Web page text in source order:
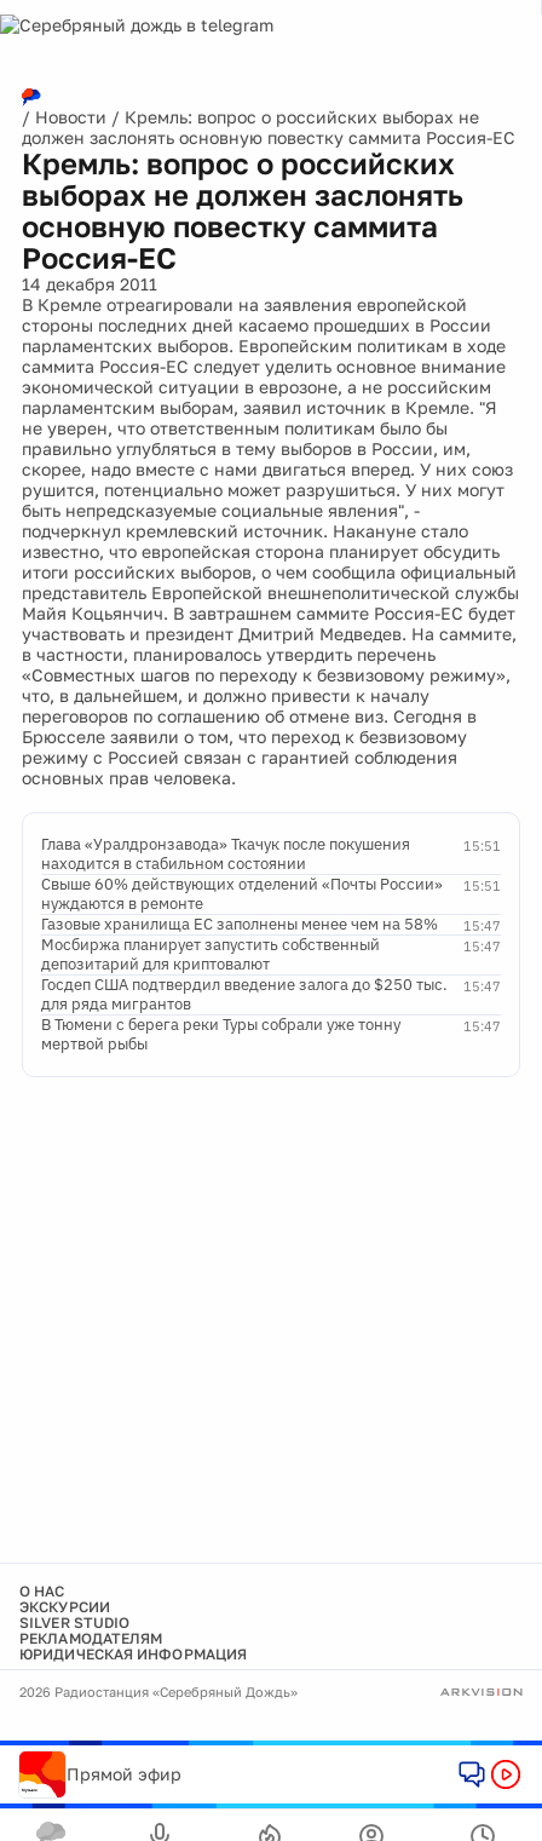
/ Новости / Кремль: вопрос о российских выборах не
должен заслонять основную повестку саммита Россия-ЕС
Кремль: вопрос о российских
выборах не должен заслонять
основную повестку саммита
Россия-ЕС
14 декабря 2011
В Кремле отреагировали на заявления европейской
стороны последних дней касаемо прошедших в России
парламентских выборов. Европейским политикам в ходе
саммита Россия-ЕС следует уделить основное внимание
экономической ситуации в еврозоне, а не российским
парламентским выборам, заявил источник в Кремле. "Я
не уверен, что ответственным политикам было бы
правильно углубляться в тему выборов в России, им,
скорее, надо вместе с нами двигаться вперед. У них союз
рушится, потенциально может разрушиться. У них могут
быть непредсказуемые социальные явления", -
подчеркнул кремлевский источник. Накануне стало
известно, что европейская сторона планирует обсудить
итоги российских выборов, о чем сообщила официальный
представитель Европейской внешнеполитической службы
Майя Коцьянчич. В завтрашнем саммите Россия-ЕС будет
участвовать и президент Дмитрий Медведев. На саммите,
в частности, планировалось утвердить перечень
«Совместных шагов по переходу к безвизовому режиму»,
что, в дальнейшем, и должно привести к началу
переговоров по соглашению об отмене виз. Сегодня в
Брюсселе заявили о том, что переход к безвизовому
режиму с Россией связан с гарантией соблюдения
основных прав человека.
15:51
Глава «Уралдронзавода» Ткачук после покушения
находится в стабильном состоянии
15:51
Свыше 60% действующих отделений «Почты России»
нуждаются в ремонте
15:47
Газовые хранилища ЕС заполнены менее чем на 58%
15:47
Мосбиржа планирует запустить собственный
депозитарий для криптовалют
15:47
Госдеп США подтвердил введение залога до $250 тыс.
для ряда мигрантов
15:47
В Тюмени с берега реки Туры собрали уже тонну
мертвой рыбы
О НАС
ЭКСКУРСИИ
SILVER STUDIO
РЕКЛАМОДАТЕЛЯМ
ЮРИДИЧЕСКАЯ ИНФОРМАЦИЯ
2026 Радиостанция «Серебряный Дождь»
Прямой эфир